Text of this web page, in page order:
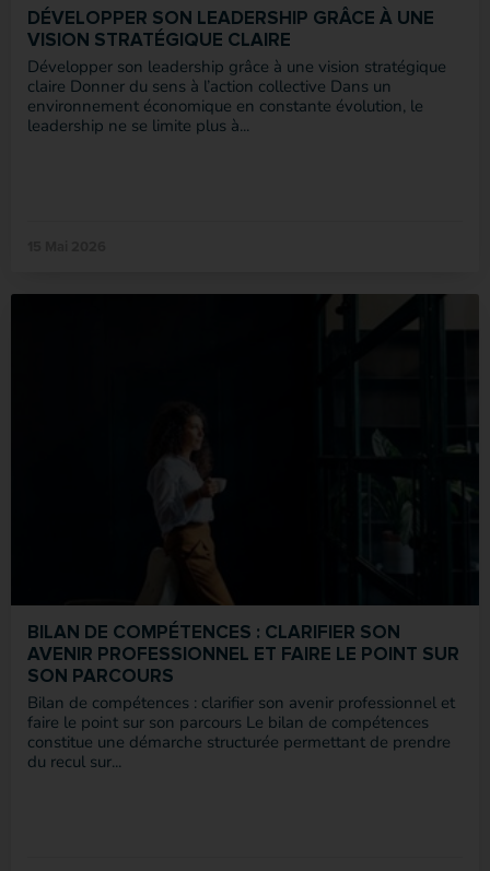
DÉVELOPPER SON LEADERSHIP GRÂCE À UNE
VISION STRATÉGIQUE CLAIRE
Développer son leadership grâce à une vision stratégique
claire Donner du sens à l’action collective Dans un
environnement économique en constante évolution, le
leadership ne se limite plus à...
BILAN DE COMPÉTENCES : CLARIFIER SON
AVENIR PROFESSIONNEL ET FAIRE LE POINT SUR
SON PARCOURS
Bilan de compétences : clarifier son avenir professionnel et
faire le point sur son parcours Le bilan de compétences
constitue une démarche structurée permettant de prendre
du recul sur...